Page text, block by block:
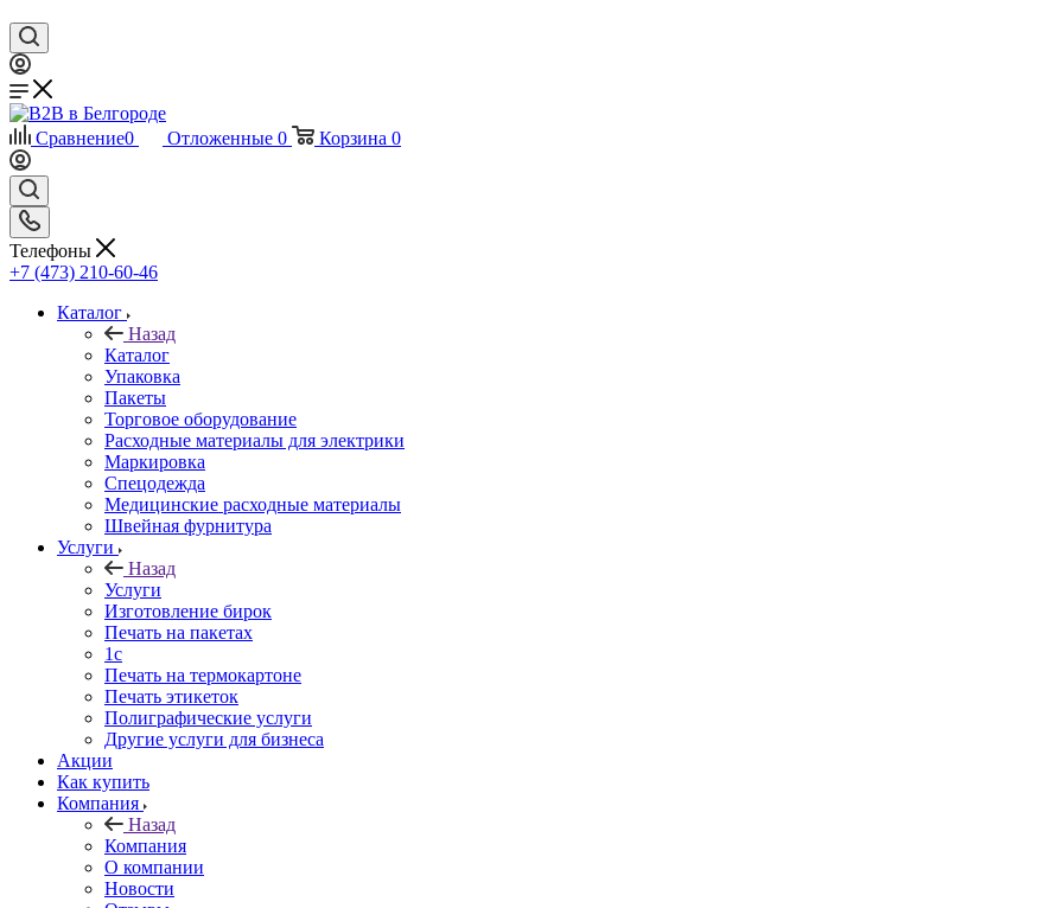
Сравнение0 Отложенные 0 Корзина 0
Телефоны
+7 (473) 210-60-46
Каталог
Назад
Каталог
Упаковка
Пакеты
Торговое оборудование
Расходные материалы для электрики
Маркировка
Спецодежда
Медицинские расходные материалы
Швейная фурнитура
Услуги
Назад
Услуги
Изготовление бирок
Печать на пакетах
1c
Печать на термокартоне
Печать этикеток
Полиграфические услуги
Другие услуги для бизнеса
Акции
Как купить
Компания
Назад
Компания
О компании
Новости